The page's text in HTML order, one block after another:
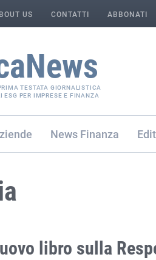
US CONTATTI ABBONATI
TESTATA GIORNALISTICA
ESG PER IMPRESE E FINANZA
Finanza
libro sulla